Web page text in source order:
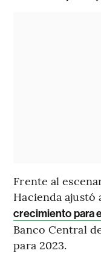
Frente al
Hacienda ajustó
crecimiento para
Banco Central
para 2023.